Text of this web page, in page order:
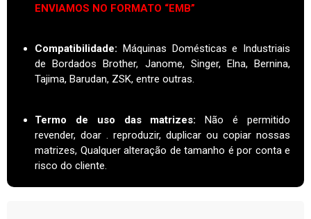
ENVIAMOS NO FORMATO “EMB”
Compatibilidade:
Máquinas Domésticas e Industriais
de Bordados Brother, Janome, Singer, Elna, Bernina,
Tajima, Barudan, ZSK, entre outras.
Termo de uso das matrizes:
Não é permitido
revender, doar . reproduzir, duplicar ou copiar nossas
matrizes, Qualquer alteração de tamanho é por conta e
risco do cliente.